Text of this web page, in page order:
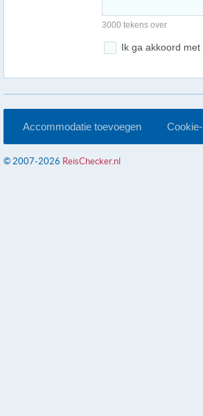
3000 tekens over
Ik ga akkoord met
Accommodatie toevoegen
© 2007-2026 ReisChecker.nl